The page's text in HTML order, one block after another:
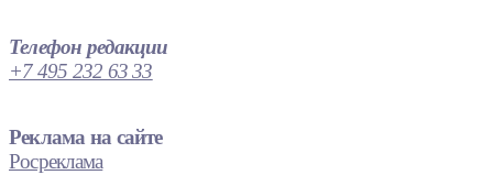
Телефон редакции
+7 495 232 63 33
Реклама на сайте
Росреклама